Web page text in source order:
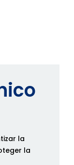
la
la